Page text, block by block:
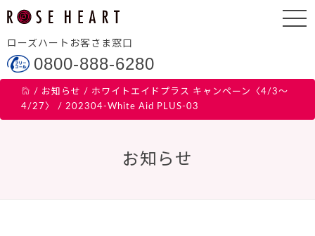
ローズハートお客さま窓口
0800-888-6280
/ お知らせ / ホワイトエイドプラス キャンペーン〈4/3～
4/27〉
/ 202304-White Aid PLUS-03
お知らせ